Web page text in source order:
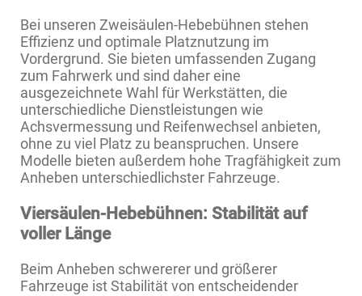
Bei unseren Zweisäulen-Hebebühnen stehen
Effizienz und optimale Platznutzung im
Vordergrund. Sie bieten umfassenden Zugang
zum Fahrwerk und sind daher eine
ausgezeichnete Wahl für Werkstätten, die
unterschiedliche Dienstleistungen wie
Achsvermessung und Reifenwechsel anbieten,
ohne zu viel Platz zu beanspruchen. Unsere
Modelle bieten außerdem hohe Tragfähigkeit zum
Anheben unterschiedlichster Fahrzeuge.
Viersäulen-Hebebühnen: Stabilität auf
voller Länge
Beim Anheben schwererer und größerer
Fahrzeuge ist Stabilität von entscheidender